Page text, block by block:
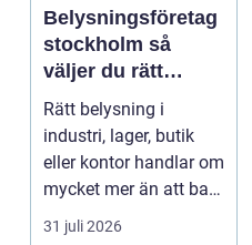
Belysningsföretag
stockholm så
väljer du rätt
partner för
professionell
ljussättning
Rätt belysning i
industri, lager, butik
eller kontor handlar om
mycket mer än att bara
få det ljust....
31 juli 2026